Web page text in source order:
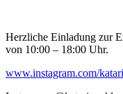
Herzliche Einladung zur
von 10:00 – 18:00 Uhr.
www.instagram.com/